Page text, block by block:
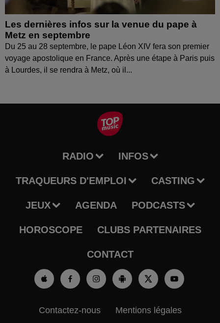
Les dernières infos sur la venue du pape à
Metz en septembre
Du 25 au 28 septembre, le pape Léon XIV fera son premier
voyage apostolique en France. Après une étape à Paris puis
à Lourdes, il se rendra à Metz, où il...
RADIO INFOS
TRAQUEURS D'EMPLOI CASTING
JEUX AGENDA PODCASTS
HOROSCOPE CLUBS PARTENAIRES
CONTACT
Contactez-nous Mentions légales